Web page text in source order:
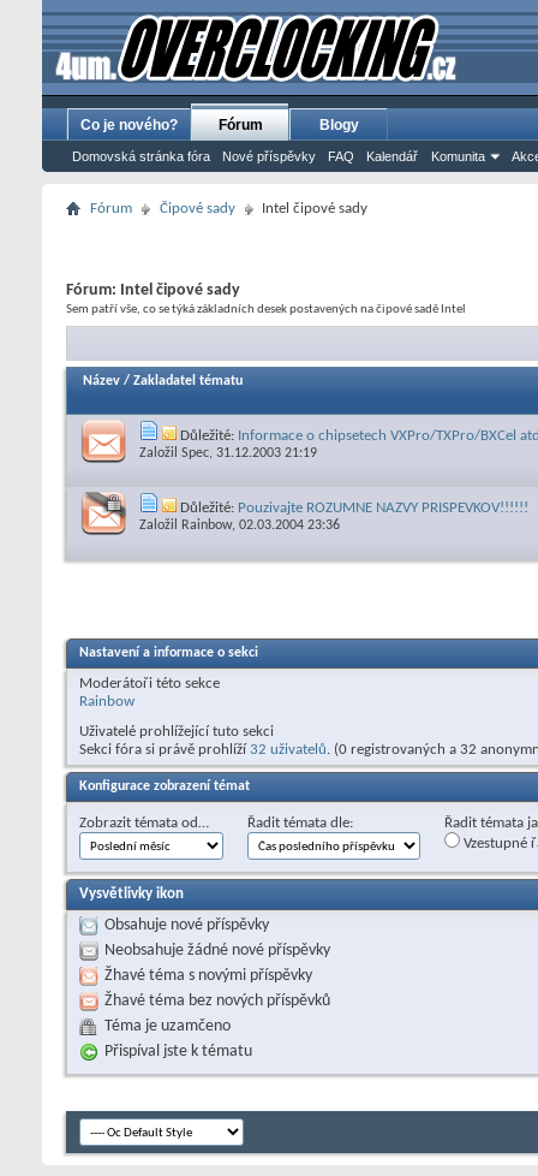
Co je nového? Fórum
Domovská stránka fóra Nové příspěvky FAQ Kalendář Komunita
Blogy
Fórum Čipové sady Intel čipové sady
Fórum: Intel čipové sady
Sem patří vše, co se týká základních desek postavených na čipové sadě Intel
Název / Zakladatel tématu
Důležité: Informace o chipsetech VXPro/TXPro/BXCel
Založil Spec, 31.12.2003 21:19
Důležité: Pouzivajte ROZUMNE NAZVY PRISPEVKOV!!!!!!
Založil Rainbow, 02.03.2004 23:36
Nastavení a informace o sekci
Moderátoři této sekce
Rainbow
Uživatelé prohlížející tuto sekci
Sekci fóra si právě prohlíží 32 uživatelů. (0 registrovaných a 32
Konfigurace zobrazení témat
Zobrazit témata od… Řadit témata dle:
Řadit témata
Vzestupné
Vysvětlivky ikon
Obsahuje nové příspěvky
Neobsahuje žádné nové příspěvky
Žhavé téma s novými příspěvky
Žhavé téma bez nových příspěvků
Téma je uzamčeno
Přispíval jste k tématu